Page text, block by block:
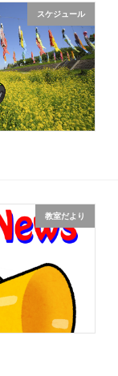
スケジュール
教室だより